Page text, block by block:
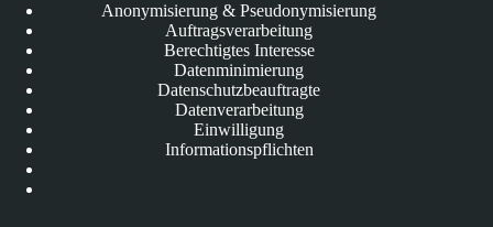
Anonymisierung & Pseudonymisierung
Auftragsverarbeitung
Berechtigtes Interesse
Datenminimierung
Datenschutzbeauftragte
Datenverarbeitung
Einwilligung
Informationspflichten